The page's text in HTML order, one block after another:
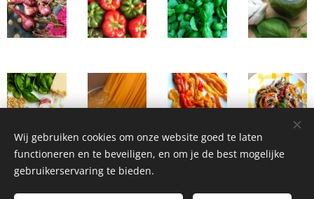
Homemade Homegrown by Bianca ©2026
Wij gebruiken cookies om onze website goed te laten
functioneren en te beveiligen, en om je de best mogelijke
gebruikerservaring te bieden.